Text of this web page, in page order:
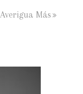
Averigua Más